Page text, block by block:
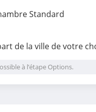
Standard
de la ville de votre
à l’étape Options.